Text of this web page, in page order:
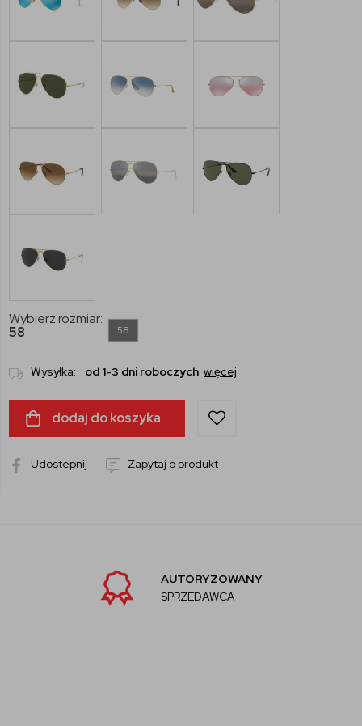
Wybierz rozmiar:
58
58
Wysyłka: od 1-3 dni roboczych więcej
dodaj do koszyka
Udostepnij Zapytaj o produkt
AUTORYZOWANY
SPRZEDAWCA